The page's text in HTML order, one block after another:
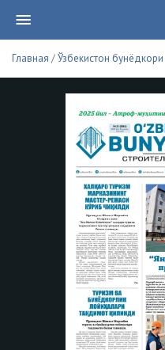
Главная /Ўзбекистон бунёдкори